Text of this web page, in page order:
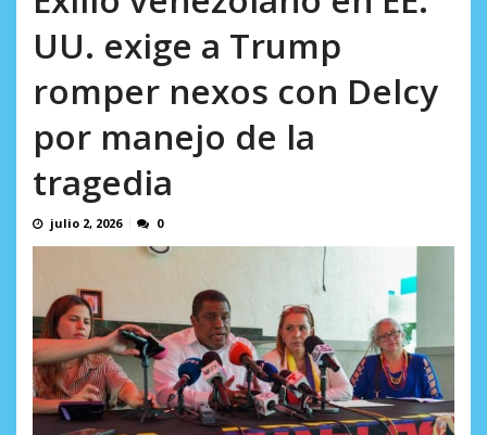
UU. exige a Trump
romper nexos con Delcy
por manejo de la
tragedia
julio 2, 2026 0